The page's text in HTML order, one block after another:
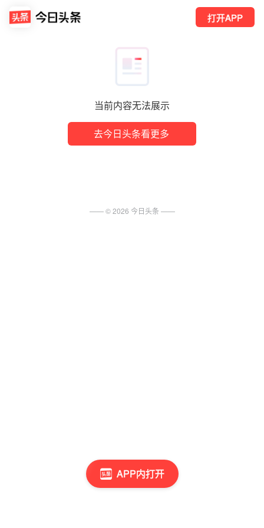
当前内容无法展示
去今日头条看更多
打开APP
APP内打开
—— ©2026 今日头条 ——